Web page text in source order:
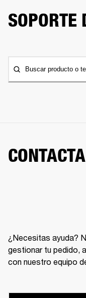
SOPORTE
Buscar producto o
¿Necesitas ayuda?
gestionar tu pedido,
con nuestro equipo